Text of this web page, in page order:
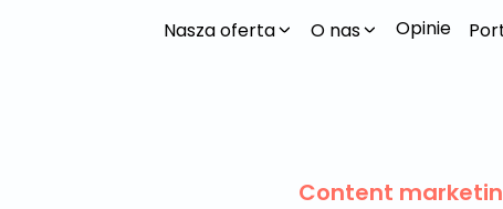
Nasza oferta O nas Opinie
Content